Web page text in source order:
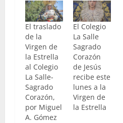
El traslado
de la
Virgen de
la Estrella
al Colegio
La Salle-
Sagrado
Corazón,
por Miguel
A. Gómez
El Colegio
La Salle
Sagrado
Corazón
de Jesús
recibe este
lunes a la
Virgen de
la Estrella